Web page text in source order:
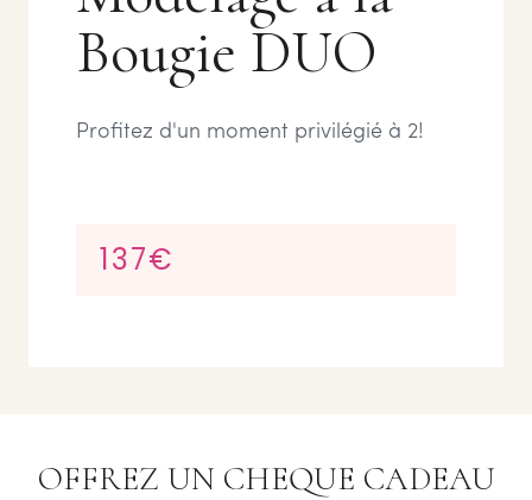
Bougie DUO
Profitez d'un moment privilégié à 2!
137€
OFFREZ UN CHEQUE CADEAU